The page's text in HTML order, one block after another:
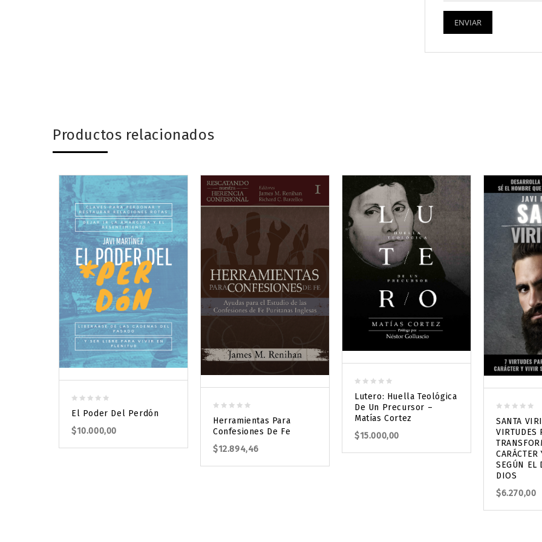
Productos relacionados
out
of
El Poder Del Perdón
$10.000,00
out
of
5
Herramientas Para
Confesiones De Fe
$12.894,46
out
of
5
Lutero: Huella Teológica
De Un Precursor –
Matías Cortez
$15.000,00
out
of
5
SANTA
VIRTUDES
SEGÚN EL
DIOS
$6.270,00